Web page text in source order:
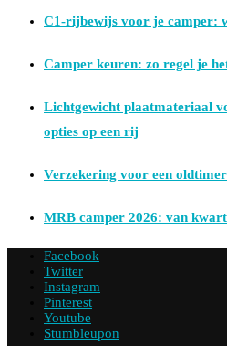
C1-rijbewijs voor je camper:
Camper keuren: zo regel je
Lichtgewicht plaatmateriaal
opties op een rij
Verzekering voor een
MRB camper 2026: van
Facebook
Twitter
Instagram
Pinterest
Youtube
Stumbleupon